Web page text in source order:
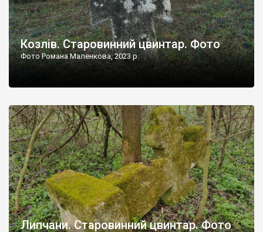
Козлів. Старовинний цвинтар. Фото
Фото Романа Маленкова, 2023 р.
Липчани. Старовинний цвинтар. Фото